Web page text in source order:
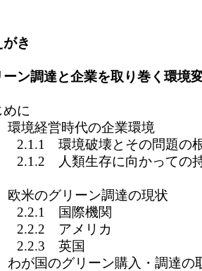
がき
ーン調達と企業を取り巻く環境
に
経営時代の企業環境
境破壊とその問題の
類生存に向かっての持続
のグリーン調達の現状
国際機関
アメリカ
英国
国のグリーン購入・調達の